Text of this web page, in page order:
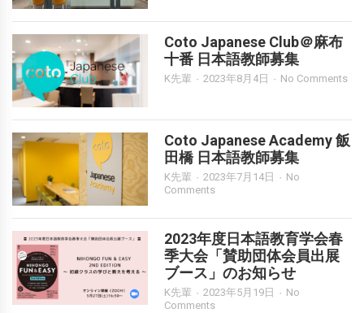
Coto Japanese Club＠麻布
十番 日本語教師募集
K先輩 2023年8月4日 No Comments
Coto Japanese Academy 飯
田橋 日本語教師募集
K先輩 2023年7月14日
No
Comments
2023年度日本語教育学会春
季大会「賛助団体会員出展
ブース」のお知らせ
K先輩 2023年5月19日
No
Comments